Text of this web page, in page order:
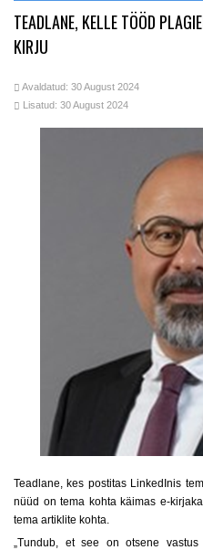
TEADLANE, KELLE TÖÖD
KIRJU
Avaldatud: 30 August 2024
Lisatud: 30 August 2024
Teadlane, kes postitas LinkedInis
nüüd on tema kohta käimas e-
tema artiklite kohta.
„Tundub, et see on otsene